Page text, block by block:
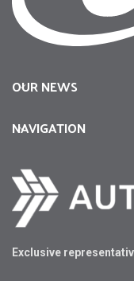
OUR NEWS
NAVIGATION
Exclusive